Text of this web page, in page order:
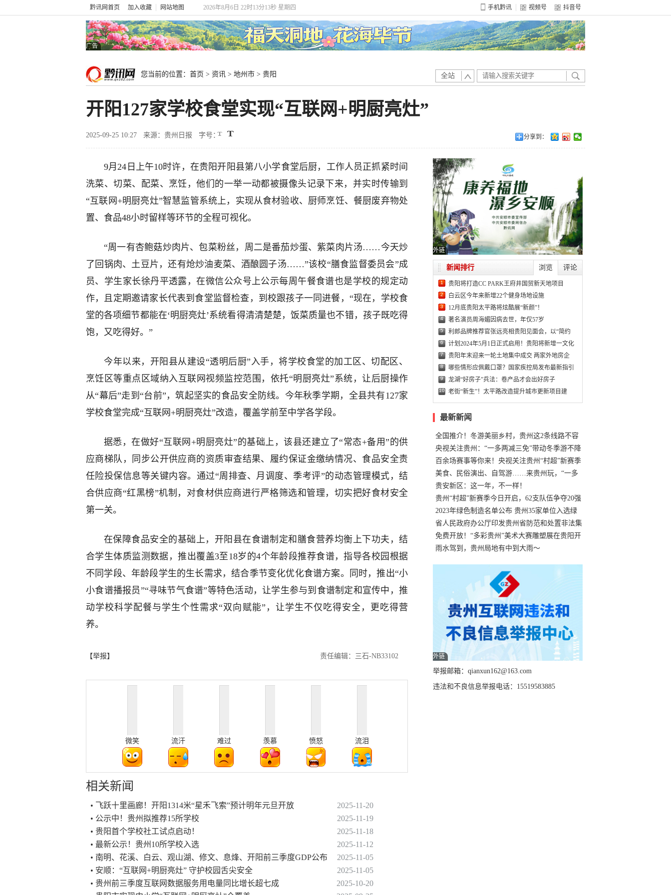
黔讯网首页 加入收藏 网站地图 2026年8月6日 22时13分13秒 星期四 手机黔讯 视频号 抖音号
广告
您当前的位置： 首页 > 资讯 > 地州市 > 贵阳 全站
开阳127家学校食堂实现“互联网+明厨亮灶”
2025-09-25 10:27 来源：贵州日报 字号： 分享到：
9月24日上午10时许，在贵阳开阳县第八小学食堂后厨，工作人员正抓紧时间
洗菜、切菜、配菜、烹饪，他们的一举一动都被摄像头记录下来，并实时传输到
“互联网+明厨亮灶”智慧监管系统上，实现从食材验收、厨师烹饪、餐厨废弃物处
置、食品48小时留样等环节的全程可视化。
“周一有杏鲍菇炒肉片、包菜粉丝，周二是番茄炒蛋、紫菜肉片汤……今天炒
了回锅肉、土豆片，还有炝炒油麦菜、酒酿圆子汤……”该校“膳食监督委员会”成
员、学生家长徐丹平透露，在微信公众号上公示每周午餐食谱也是学校的规定动
作，且定期邀请家长代表到食堂监督检查，到校跟孩子一同进餐，“现在，学校食
堂的各项细节都能在‘明厨亮灶’系统看得清清楚楚，饭菜质量也不错，孩子既吃得
饱，又吃得好。”
今年以来，开阳县从建设“透明后厨”入手，将学校食堂的加工区、切配区、
烹饪区等重点区域纳入互联网视频监控范围，依托“明厨亮灶”系统，让后厨操作
从“幕后”走到“台前”，筑起坚实的食品安全防线。今年秋季学期，全县共有127家
学校食堂完成“互联网+明厨亮灶”改造，覆盖学前至中学各学段。
据悉，在做好“互联网+明厨亮灶”的基础上，该县还建立了“常态+备用”的供
应商梯队，同步公开供应商的资质审查结果、履约保证金缴纳情况、食品安全责
任险投保信息等关键内容。通过“周排查、月调度、季考评”的动态管理模式，结
合供应商“红黑榜”机制，对食材供应商进行严格筛选和管理，切实把好食材安全
第一关。
在保障食品安全的基础上，开阳县在食谱制定和膳食营养均衡上下功夫，结
合学生体质监测数据，推出覆盖3至18岁的4个年龄段推荐食谱，指导各校园根据
不同学段、年龄段学生的生长需求，结合季节变化优化食谱方案。同时，推出“小
小食谱播报员”“寻味节气食谱”等特色活动，让学生参与到食谱制定和宣传中，推
动学校科学配餐与学生个性需求“双向赋能”，让学生不仅吃得安全，更吃得营
养。
【举报】 责任编辑：三石-NB33102
微笑 流汗 难过 羡慕 愤怒 流泪
相关新闻
• 飞跃十里画廊！开阳1314米“星禾飞索”预计明年元旦开放
2025-11-20
• 公示中！贵州拟推荐15所学校
2025-11-19
• 贵阳首个学校社工试点启动！
2025-11-18
• 最新公示！贵州10所学校入选
2025-11-12
• 南明、花溪、白云、观山湖、修文、息烽、开阳前三季度GDP公布
2025-11-05
• 安顺：“互联网+明厨亮灶” 守护校园舌尖安全
2025-11-05
• 贵州前三季度互联网数据服务用电量同比增长超七成
2025-10-20
外链
浏览 评论
新闻排行
1 贵阳将打造CC PARK王府井国贸新天地项目
2 白云区今年来新增22个健身场地设施
3 12月底贵阳太平路将炫酷展“新颜”！
4 著名演员周海媚因病去世，年仅57岁
5 利郎品牌推荐官张远亮相贵阳见面会，以“简约
6 计划2024年5月1日正式启用！贵阳将新增一文化
7 贵阳年末迎来一轮土地集中成交 两家外地房企
8 哪些情形应佩戴口罩？国家疾控局发布最新指引
9 龙湖“好房子”兵法：卷产品才会出好房子
10 老街“新生”！太平路改造提升城市更新项目建
最新新闻
全国推介！冬游美丽乡村，贵州这2条线路不容
错过
央视关注贵州：“一多两减三免”带动冬季游不降
温
百余场赛事等你来！央视关注贵州“村超”新赛季
正式“打响”
美食、民俗演出、自驾游……来贵州玩，“一多
两减三免”！
贵安新区：这一年，不一样！
贵州“村超”新赛季今日开启，62支队伍争夺20强
名额
2023年绿色制造名单公布 贵州35家单位入选绿
色工厂
省人民政府办公厅印发贵州省防范和处置非法集
资工作实施细则
免费开放！“多彩贵州”美术大赛雕塑展在贵阳开
展，持续至1月19日
雨水驾到，贵州局地有中到大雨～
外链
举报邮箱：qianxun162@163.com
违法和不良信息举报电话：15519583885